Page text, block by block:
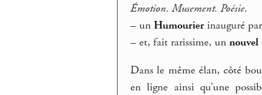
Émotion. Musement. Poésie.
– unHumourier inauguré
– et, fait rarissime, unnouvel
Dans le même élan, côté
en ligne ainsi qu’une